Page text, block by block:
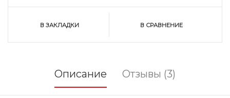
В ЗАКЛАДКИ В СРАВНЕНИЕ
Описание Отзывы (3)